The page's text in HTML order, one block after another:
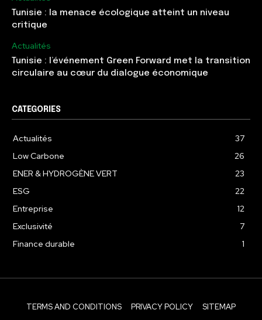
Tunisie : la menace écologique atteint un niveau
critique
Actualités
Tunisie : l’événement Green Forward met la transition
circulaire au cœur du dialogue économique
CATEGORIES
Actualités
37
Low Carbone
26
ENER & HYDROGÈNE VERT
23
ESG
22
Entreprise
12
Exclusivité
7
Finance durable
1
TERMS AND CONDITIONS PRIVACY POLICY SITEMAP